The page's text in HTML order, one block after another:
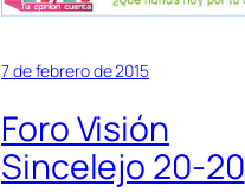
7 de febrero de 2015
Foro Visión
Sincelejo 20-20